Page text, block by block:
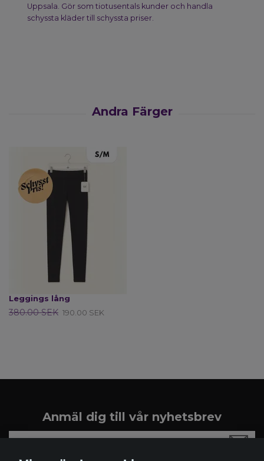
Uppsala. Gör som tiotusentals kunder och handla
schyssta kläder till schyssta priser.
Leggings lång
380.00 SEK 190.00 SEK
Anmäl dig till vår nyhetsbrev